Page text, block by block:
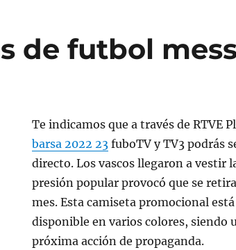
de futbol
Te indicamos que a través de RTVE
barsa 2022 23 fuboTV y TV3 podrás
directo. Los vascos llegaron a vestir
presión popular provocó que se
mes. Esta camiseta promocional
disponible en varios colores, siendo
próxima acción de propaganda.